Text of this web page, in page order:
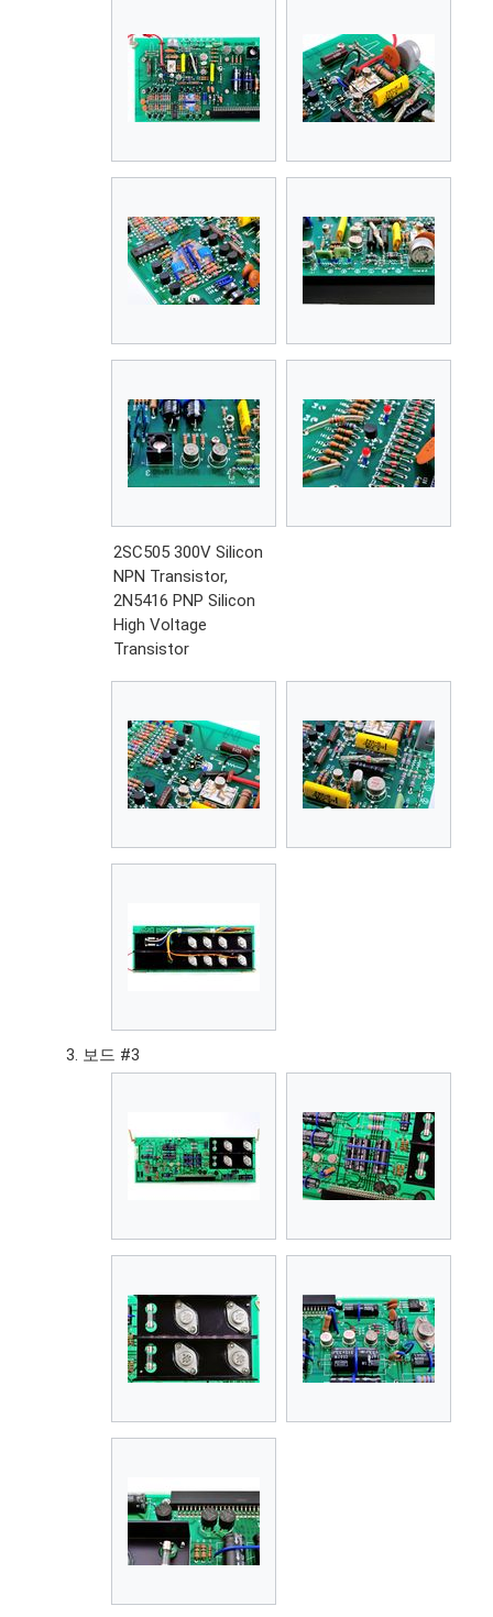
2SC505 300V Silicon
NPN Transistor,
2N5416 PNP Silicon
High Voltage
Transistor
보드 #3